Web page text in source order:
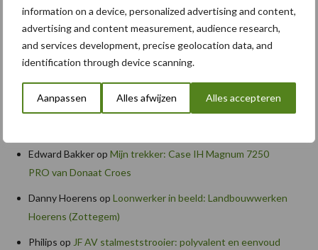
information on a device, personalized advertising and content,
advertising and content measurement, audience research,
and services development, precise geolocation data, and
identification through device scanning.
Aanpassen Alles afwijzen Alles accepteren
Recente reacties
Paul Jacobs opFendt kondigt nieuwe trekker aan deze
herfst
Bart PersoonopFendt kondigt nieuwe trekker aan deze
Edward Bakkerop Mijn trekker: Case IH Magnum 7250
PRO van Donaat Croes
Danny Hoerens op Loonwerker in beeld: Landbouwwerken
Hoerens (Zottegem)
Philips op JF AV stalmeststrooier: polyvalent en eenvoud